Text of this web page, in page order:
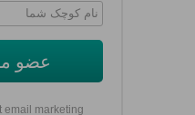
عضو
email marketing